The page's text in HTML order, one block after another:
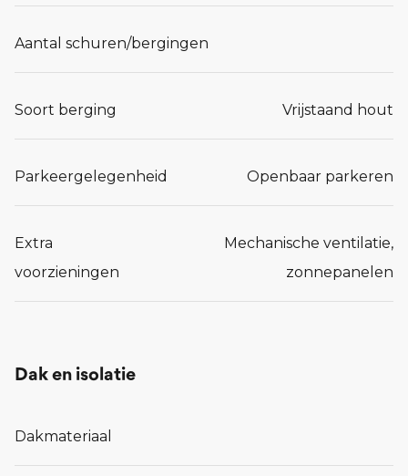
Aantal schuren/bergingen
Soort berging Vrijstaand hout
Parkeergelegenheid Openbaar parkeren
Extra
voorzieningen
Mechanische ventilatie,
zonnepanelen
Dak en isolatie
Dakmateriaal